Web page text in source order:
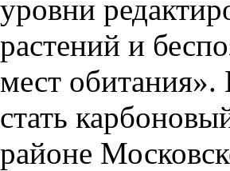
уровни
растений и
мест
стать
районе